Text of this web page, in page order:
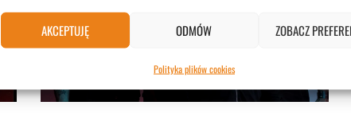
AKCEPTUJĘ ODMÓW ZOBACZ
Polityka plików cookies